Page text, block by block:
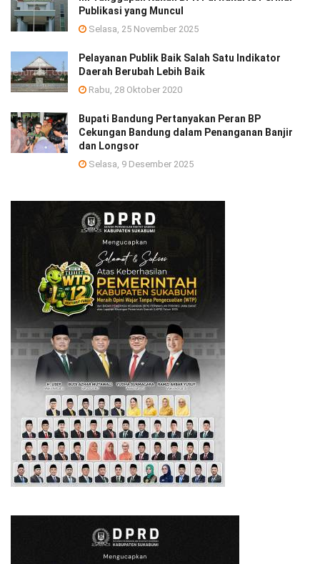
Publikasi yang Muncul
Selasa, 25 November 2025
Pelayanan Publik Baik Salah Satu Indikator
Daerah Berubah Lebih Baik
Rabu, 28 Oktober 2020
Bupati Bandung Pertanyakan Peran BP
Cekungan Bandung dalam Penanganan Banjir
dan Longsor
Selasa, 9 Desember 2025